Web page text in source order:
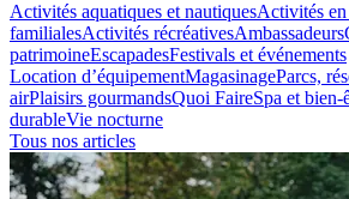
Activités aquatiques et nautiquesActivités
familialesActivités récréativesAmbassadeurs
patrimoineEscapadesFestivals et événements
Location d’équipementMagasinageParcs,
airPlaisirs gourmandsQuoi FaireSpa et bien-
durableVie nocturne
Tous nos articles